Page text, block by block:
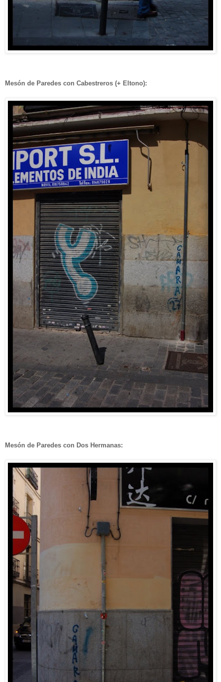
Mesón de Paredes con Cabestreros (+ Eltono):
Mesón de Paredes con Dos Hermanas: